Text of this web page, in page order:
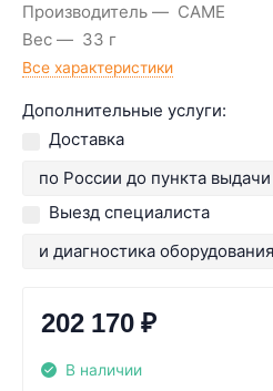
Производитель
CAME
Вес
33 г
Все характеристики
Дополнительные услуги:
Доставка
Выезд специалиста
202 170₽
В наличии